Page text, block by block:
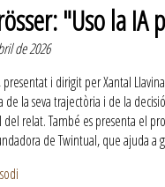
"Uso la IA
de 2026
presentat i dirigit per Xantal
de la seva trajectòria i de la
relat. També es presenta el
de Twintual, que ajuda